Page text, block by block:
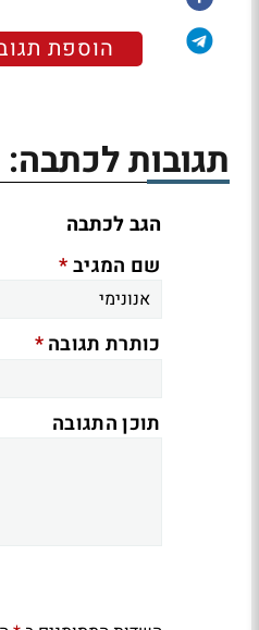
הוספת
תגובות לכתבה:
הגב לכתבה
שם המגיב*
כותרת תגובה*
תוכן התגובה